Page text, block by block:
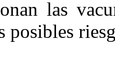
las
posibles